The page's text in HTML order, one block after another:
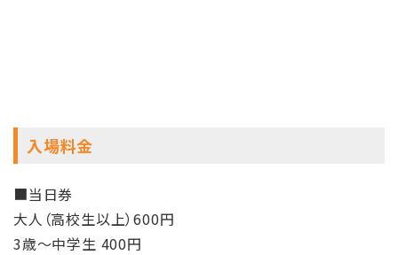
入場料金
■当日券
大人（高校生以上）600円
3歳～中学生 400円